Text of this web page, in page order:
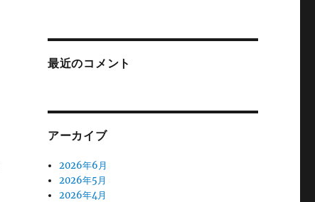
最近のコメント
アーカイブ
2026年6月
2026年5月
2026年4月